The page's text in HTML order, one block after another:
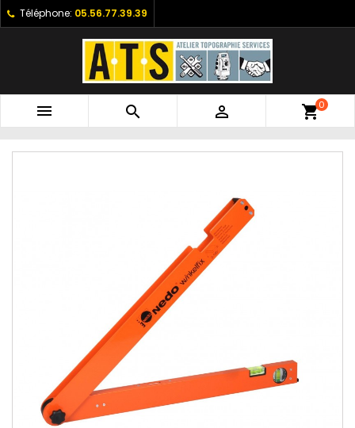
Téléphone: 05.56.77.39.39
   shopping_cart0